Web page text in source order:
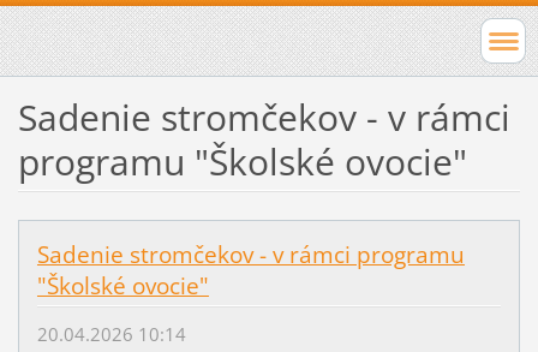
Sadenie stromčekov - v rámci
programu "Školské ovocie"
Sadenie stromčekov - v rámci programu
"Školské ovocie"
20.04.2026 10:14